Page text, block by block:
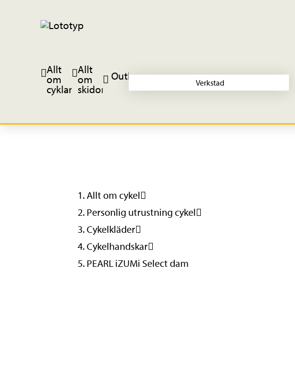
Allt
om
cyklar
Allt
om
skidor
Outlet
Verkstad
Allt om cykel
Personlig utrustning cykel
Cykelkläder
Cykelhandskar
PEARL iZUMi Select dam